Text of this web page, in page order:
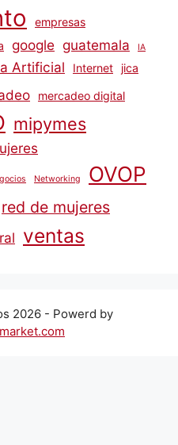
empresas
google guatemala IA
Artificial Internet jica
mercadeo digital
mipymes
Networking OVOP
red de mujeres
ventas
2026 - Powerd by